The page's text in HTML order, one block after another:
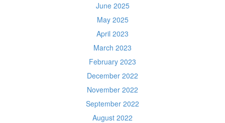
June 2025
May 2025
April 2023
March 2023
February 2023
December 2022
November 2022
September 2022
August 2022